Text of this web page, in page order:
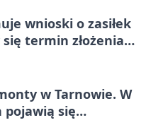
wnioski o zasiłek
termin złożenia
w Tarnowie. W
pojawią się